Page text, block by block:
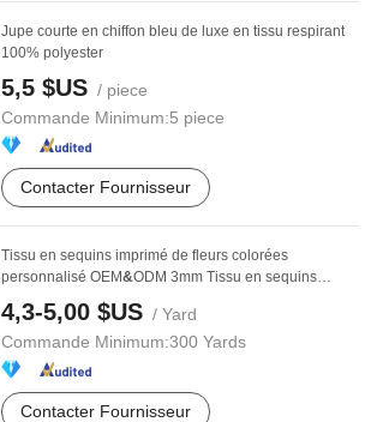
Jupe courte en chiffon bleu de luxe en tissu respirant
100% polyester
5,5 $US / piece
Commande Minimum:5 piece
Contacter Fournisseur
Tissu en sequins imprimé de fleurs colorées
personnalisé OEM&ODM 3mm Tissu en sequins
4,3-5,00 $US / Yard
Commande Minimum:300 Yards
Contacter Fournisseur